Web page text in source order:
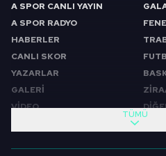
A SPOR CANLI YAYIN
A SPOR RADYO
HABERLER
CANLI SKOR
YAZARLAR
GALERİ
VİDEO
TÜMÜ